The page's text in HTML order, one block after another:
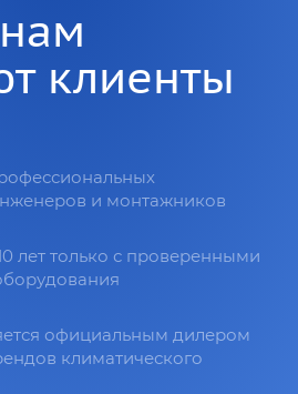
клиенты
и монтажников
лет только с проверенными
официальным дилером
климатического